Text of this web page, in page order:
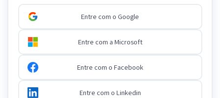
Entre com o Google
Entre com a Microsoft
Entre com o Facebook
Entre com o Linkedin